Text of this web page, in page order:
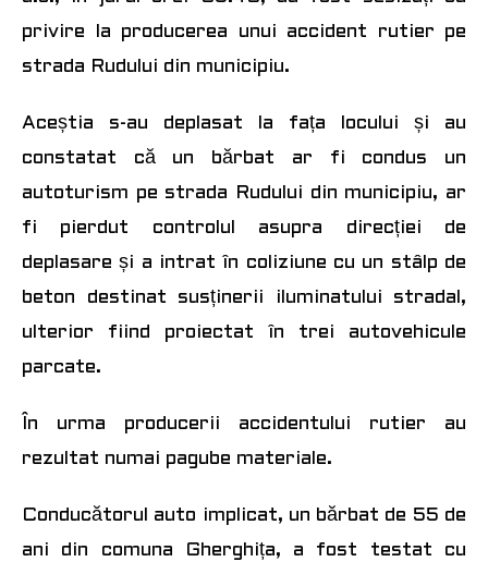
privire la producerea unui accident rutier pe
strada Rudului din municipiu.
Aceștia s-au deplasat la fața locului și au
constatat că un bărbat ar fi condus un
autoturism pe strada Rudului din municipiu, ar
fi pierdut controlul asupra direcției de
deplasare și a intrat în coliziune cu un stâlp de
beton destinat susținerii iluminatului stradal,
ulterior fiind proiectat în trei autovehicule
parcate.
În urma producerii accidentului rutier au
rezultat numai pagube materiale.
Conducătorul auto implicat, un bărbat de 55 de
ani din comuna Gherghița, a fost testat cu